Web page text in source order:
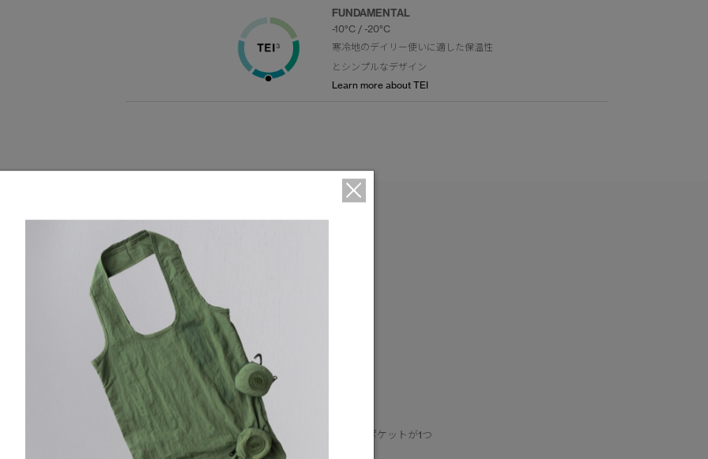
FUNDAMENTAL
-10°C / -20°C
寒冷地のデイリー使いに適した保温性
とシンプルなデザイン
Learn more about TEI
DETAIL
取り外し可能なダウン入りフードは、2通りに調節可能
2WAYジッパー
ウエスト両サイドのアジャスターでフィット感を調整可能
外側にスナップボタン付きのウェルトポケットが2つ
内側にメッシュドロップインポケットが2つ、セキュリティポケットが1つ